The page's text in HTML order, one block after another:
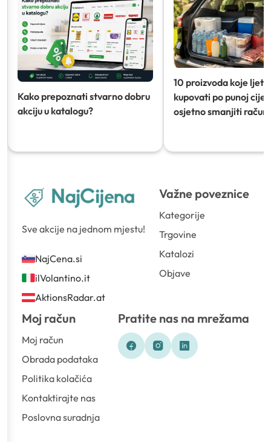
Kako prepoznati stvarno dobru
akciju u katalogu?
10 proizvoda koje ljeti
kupovati po punoj
osjetno smanjiti račun)
Sve akcije na jednom mjestu!
NajCena.si
ilVolantino.it
AktionsRadar.at
Važne poveznice
Kategorije
Trgovine
Katalozi
Objave
Moj račun
Moj račun
Obrada podataka
Politika kolačića
Kontaktirajte nas
Poslovna suradnja
Pratite nas na mrežama